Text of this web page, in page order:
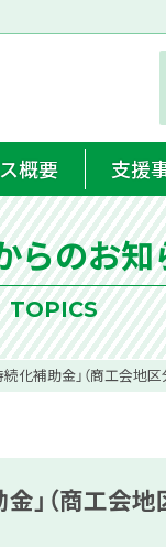
概要 支援
らのお知
TOPICS
補助金」（商工会地区
（商工会地